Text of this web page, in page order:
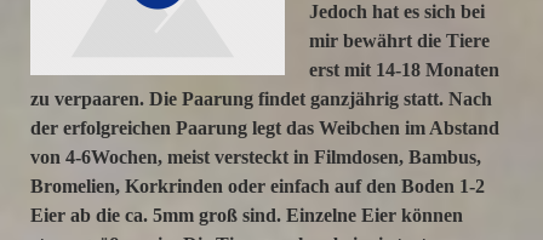
Jedoch hat es sich bei
mir bewährt die Tiere
erst mit 14-18 Monaten
zu verpaaren. Die Paarung findet ganzjährig statt. Nach
der erfolgreichen Paarung legt das Weibchen im Abstand
von 4-6Wochen, meist versteckt in Filmdosen, Bambus,
Bromelien, Korkrinden oder einfach auf den Boden 1-2
Eier ab die ca. 5mm groß sind. Einzelne Eier können